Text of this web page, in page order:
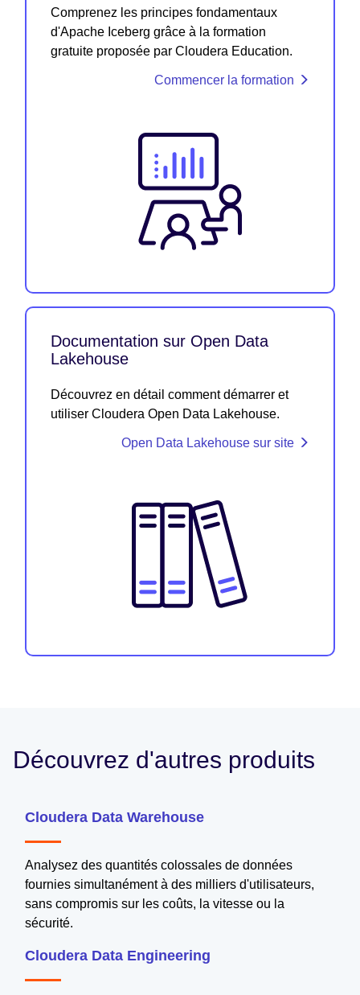
Comprenez les principes fondamentaux
d'Apache Iceberg grâce à la formation
gratuite proposée par Cloudera Education.
Commencer la formation
Documentation sur Open Data
Lakehouse
Découvrez en détail comment démarrer et
utiliser Cloudera Open Data Lakehouse.
Open Data Lakehouse sur site
Découvrez d'autres produits
Cloudera Data Warehouse
Analysez des quantités colossales de données
fournies simultanément à des milliers d'utilisateurs,
sans compromis sur les coûts, la vitesse ou la
sécurité.
Cloudera Data Engineering